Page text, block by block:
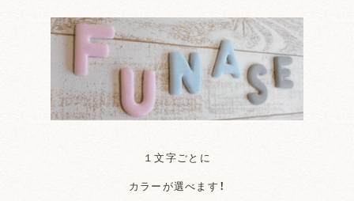
１文字ごとに
カラーが選べます！